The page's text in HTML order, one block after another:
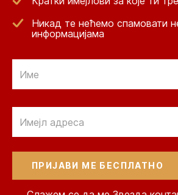
Никад те нећемо спамовати
информацијама